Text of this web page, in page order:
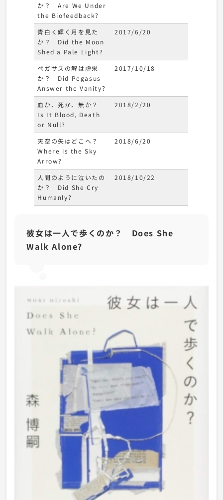
か？ Are We Under
the Biofeedback?
青白く輝く月を見た
か？ Did the Moon
Shed a Pale Light?
2017/6/20
ペガサスの解は虚栄
か？ Did Pegasus
Answer the Vanity?
2017/10/18
血か、死か、無か？
Is It Blood, Death
or Null?
2018/2/20
天空の矢はどこへ？
Where is the Sky
Arrow?
2018/6/20
人間のように泣いたの
か？ Did She Cry
Humanly?
2018/10/22
彼女は一人で歩くのか？ Does She
Walk Alone?